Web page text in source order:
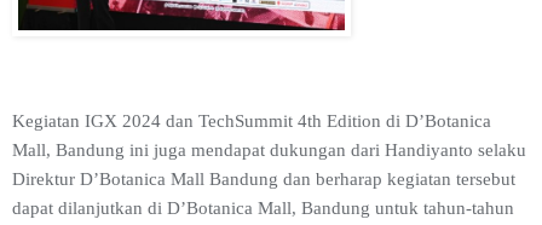
Kegiatan IGX 2024 dan TechSummit 4th Edition di D’Botanica
Mall, Bandung ini juga mendapat dukungan dari Handiyanto selaku
Direktur D’Botanica Mall Bandung dan berharap kegiatan tersebut
dapat dilanjutkan di D’Botanica Mall, Bandung untuk tahun-tahun